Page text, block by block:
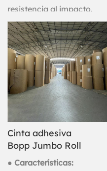
resistencia al impacto.
Cinta adhesiva
Bopp Jumbo Roll
● Características: